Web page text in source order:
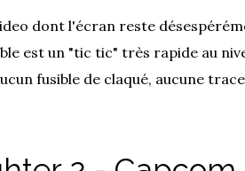
dont l'écran reste
est un "tic tic" très rapide au
fusible de claqué, aucune